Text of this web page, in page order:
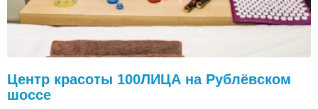
Центр красоты 100ЛИЦА на Рублёвском
шоссе